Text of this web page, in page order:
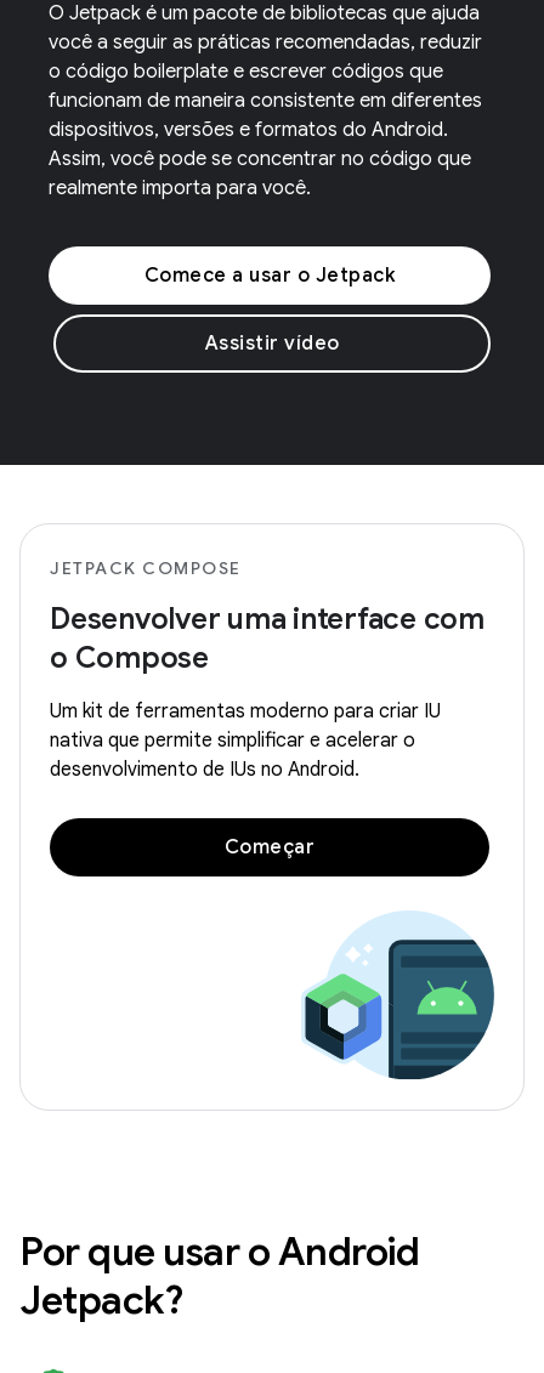
O Jetpack é um pacote de bibliotecas que ajuda
você a seguir as práticas recomendadas, reduzir
o código boilerplate e escrever códigos que
funcionam de maneira consistente em diferentes
dispositivos, versões e formatos do Android.
Assim, você pode se concentrar no código que
realmente importa para você.
Comece a usar o Jetpack
Assistir vídeo
JETPACK COMPOSE
Desenvolver uma interface com
o Compose
Um kit de ferramentas moderno para criar IU
nativa que permite simplificar e acelerar o
desenvolvimento de IUs no Android.
Começar
Por que usar o Android
Jetpack?